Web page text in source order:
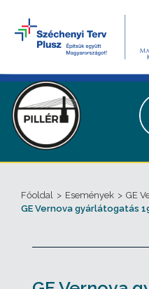
Főoldal > Események > GE
GE Vernova gyárlátogatás